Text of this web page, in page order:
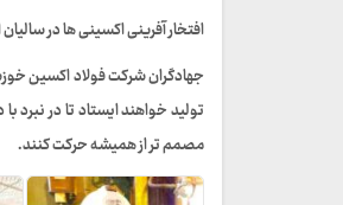
افتخار آفرینی اکسینی ها در
جهادگران شرکت فولاد اکسین
تولید خواهند ایستاد تا در نبرد
مصمم تر از همیشه حرکت کنند.